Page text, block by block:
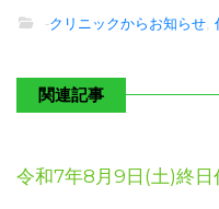
-クリニックからお知らせ ,
関連記事
令和7年8月9日(土)終日